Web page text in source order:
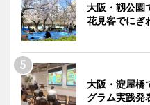
大阪・靱公
花見客でにぎ
大阪・淀屋橋
グラム実践発